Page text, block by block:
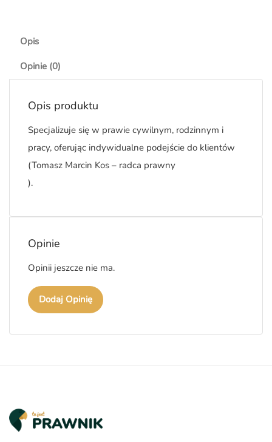
Opis
Opinie (0)
Opis produktu
Specjalizuje się w prawie cywilnym, rodzinnym i
pracy, oferując indywidualne podejście do klientów​
(Tomasz Marcin Kos – radca prawny
).
Opinie
Opinii jeszcze nie ma.
Dodaj Opinię